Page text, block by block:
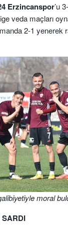
Erzincanspor’u
veda maçları
2-1 yenerek
moral